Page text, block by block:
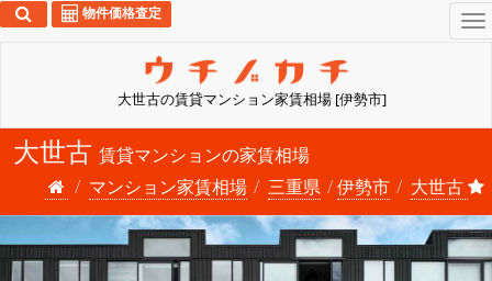
大世古の賃貸マンション家賃相場 [伊勢市]
物件価格査定
大世古 賃貸マンションの家賃相場
マンション家賃相場
三重県 伊勢市 大世古